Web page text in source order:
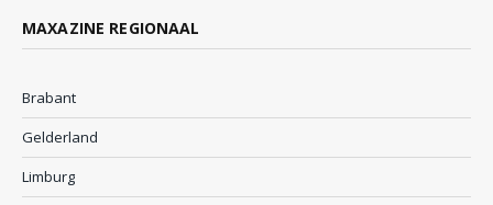
MAXAZINE REGIONAAL
Brabant
Gelderland
Limburg